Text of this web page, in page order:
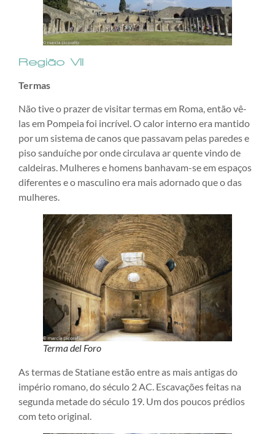
Região VII
Termas
Não tive o prazer de visitar termas em Roma, então vê-
las em Pompeia foi incrível. O calor interno era mantido
por um sistema de canos que passavam pelas paredes e
piso sanduíche por onde circulava ar quente vindo de
caldeiras. Mulheres e homens banhavam-se em espaços
diferentes e o masculino era mais adornado que o das
mulheres.
Terma del Foro
As termas de Statiane estão entre as mais antigas do
império romano, do século 2 AC. Escavações feitas na
segunda metade do século 19. Um dos poucos prédios
com teto original.